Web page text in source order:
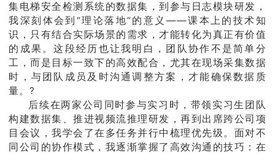
集电梯安全检测系统的数据集，到参与日志模块研发，
我深刻体会到“理论落地”的意义——课本上的技术知
识，只有结合实际场景的需求，才能转化为真正有价值
的成果。这段经历也让我明白，团队协作不是简单分
工，而是目标一致下的高效配合，尤其在现场采集数据
时，与团队成员及时沟通调整方案，才能确保数据质
量。?
后续在两家公司同时参与实习时，带领实习生团队
构建数据集、推进视频流推理研发，再到出席跨公司项
目会议，我学会了在多任务并行中梳理优先级。面对不
同公司的协作模式，我逐渐掌握了高效沟通的技巧：在